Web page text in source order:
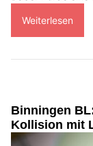
Weiterlesen
Binningen
Kollision mit